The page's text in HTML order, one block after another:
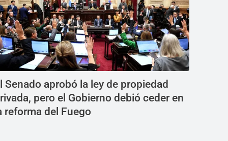
Senado aprobó la ley de propiedad
pero el Gobierno debió ceder en
reforma del Fuego